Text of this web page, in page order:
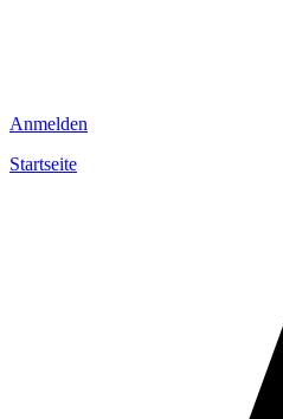
Anmelden
Startseite